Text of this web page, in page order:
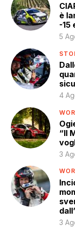
è
-15
5
4
“Il
3
3